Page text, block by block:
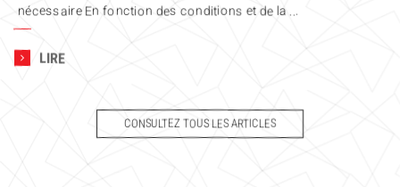
nécessaire En fonction des conditions et de la ...
LIRE
CONSULTEZ TOUS LES ARTICLES